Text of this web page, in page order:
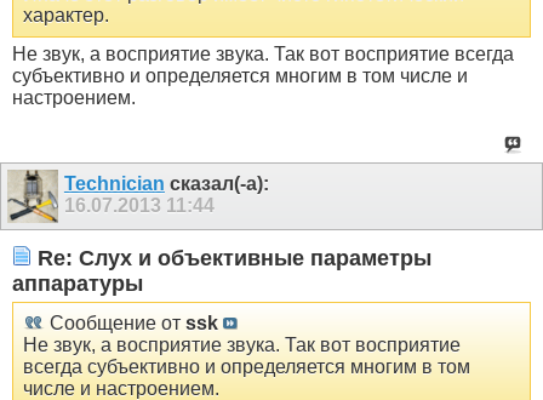
характер.
Не звук, а восприятие звука. Так вот восприятие всегда
субъективно и определяется многим в том числе и
настроением.
Technician сказал(-а):
16.07.2013 11:44
Re: Слух и объективные параметры
аппаратуры
Сообщение от ssk
Не звук, а восприятие звука. Так вот восприятие
всегда субъективно и определяется многим в том
числе и настроением.